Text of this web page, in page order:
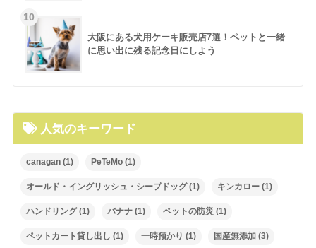
大阪にある犬用ケーキ販売店7選！ペットと一緒
に思い出に残る記念日にしよう
人気のキーワード
canagan(1) PeTeMo(1)
オールド・イングリッシュ・シープドッグ(1) キンカロー(1)
ハンドリング(1) バナナ(1) ペットの防災 (1)
ペットカート貸し出し (1) 一時預かり (1) 国産無添加(3)